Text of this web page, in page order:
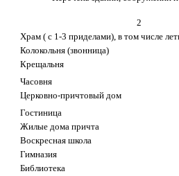
2
Храм ( с 1-3 приделами), в том числе
Колокольня (звонница)
Крещальня
Часовня
Церковно-причтовый дом
Гостиница
Жилые дома причта
Воскресная школа
Гимназия
Библиотека